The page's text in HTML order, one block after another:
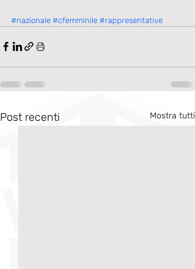
#nazionale #cfemminile #rappresentative
Post recenti Mostra tutti